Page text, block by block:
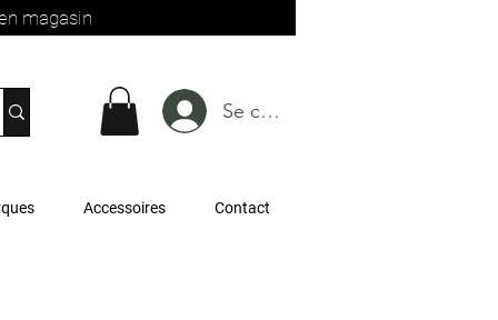
magasin
Se connecter
Accessoires Contact